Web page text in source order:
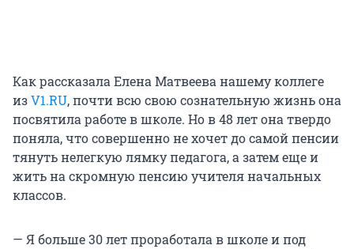
Как рассказала Елена Матвеева нашему коллеге
изV1.RU, почти всю свою сознательную жизнь она
посвятила работе в школе. Но в 48 лет она твердо
поняла, что совершенно не хочет до самой пенсии
тянуть нелегкую лямку педагога, а затем еще и
жить на скромную пенсию учителя начальных
классов.
— Я больше 30 лет проработала в школе и под